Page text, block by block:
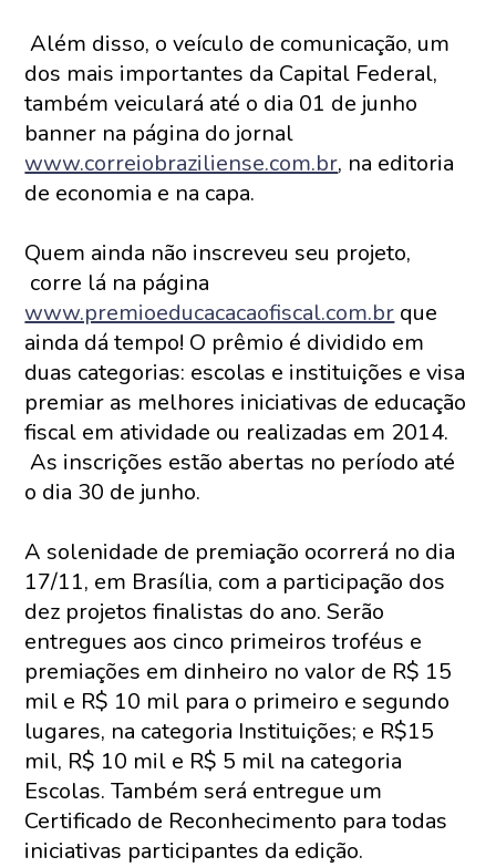
Além disso, o veículo de comunicação, um
dos mais importantes da Capital Federal,
também veiculará até o dia 01 de junho
banner na página do jornal
www.correiobraziliense.com.br, na editoria
de economia e na capa.
Quem ainda não inscreveu seu projeto,
corre lá na página
www.premioeducacacaofiscal.com.br que
ainda dá tempo! O prêmio é dividido em
duas categorias: escolas e instituições e visa
premiar as melhores iniciativas de educação
fiscal em atividade ou realizadas em 2014.
As inscrições estão abertas no período até
o dia 30 de junho.
A solenidade de premiação ocorrerá no dia
17/11, em Brasília, com a participação dos
dez projetos finalistas do ano. Serão
entregues aos cinco primeiros troféus e
premiações em dinheiro no valor de R$ 15
mil e R$ 10 mil para o primeiro e segundo
lugares, na categoria Instituições; e R$15
mil, R$ 10 mil e R$ 5 mil na categoria
Escolas. Também será entregue um
Certificado de Reconhecimento para todas
iniciativas participantes da edição.